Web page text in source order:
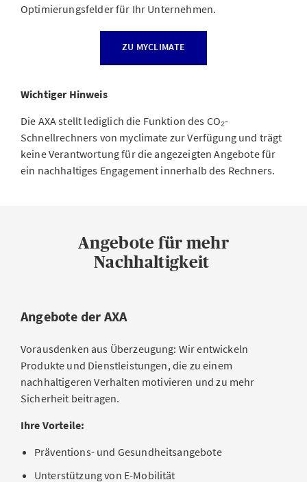
Optimierungsfelder für Ihr Unternehmen.
ZU MYCLIMATE
Wichtiger Hinweis
Die AXA stellt lediglich die Funktion des CO₂-
Schnellrechners von myclimate zur Verfügung und trägt
keine Verantwortung für die angezeigten Angebote für
ein nachhaltiges Engagement innerhalb des Rechners.
Angebote für mehr
Nachhaltigkeit
Angebote der AXA
Vorausdenken aus Überzeugung: Wir entwickeln
Produkte und Dienstleistungen, die zu einem
nachhaltigeren Verhalten motivieren und zu mehr
Sicherheit beitragen.
Ihre Vorteile:
Präventions- und Gesundheitsangebote
Unterstützung von E-Mobilität